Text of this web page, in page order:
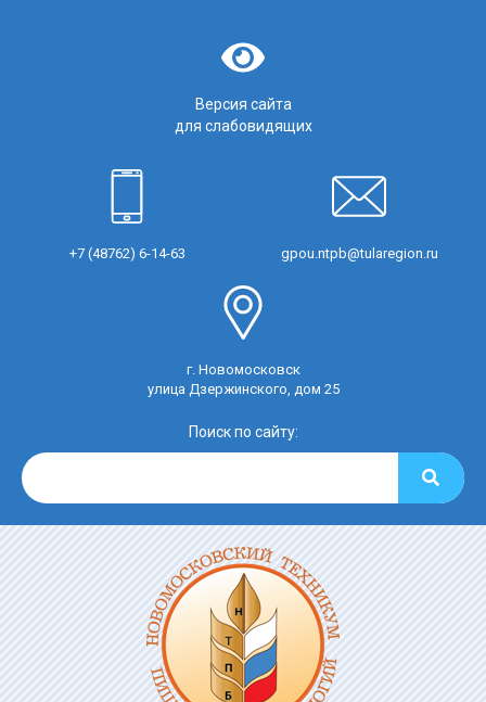
Версия сайта
для слабовидящих
+7 (48762) 6-14-63 gpou.ntpb@tularegion.ru
г. Новомосковск
улица Дзержинского, дом 25
Поиск по сайту: